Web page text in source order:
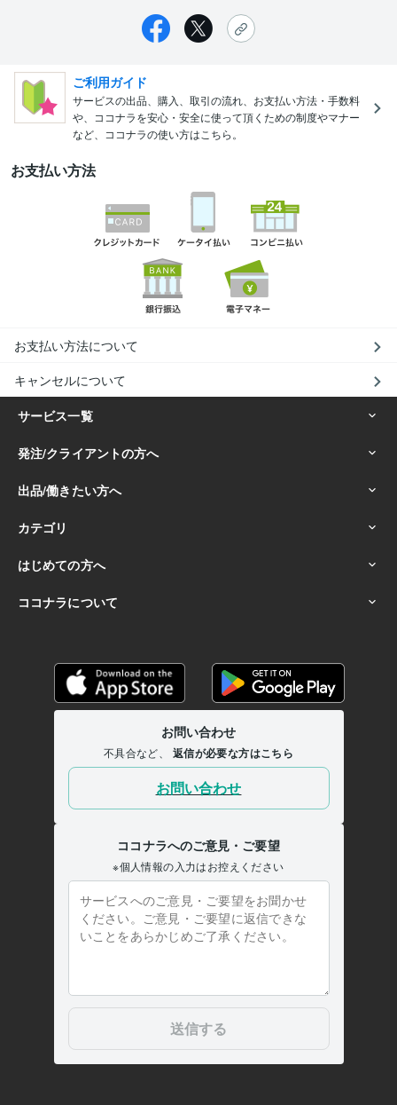
ご利用ガイド
サービスの出品、購入、取引の流れ、お支払い方法・手数料
や、ココナラを安心・安全に使って頂くための制度やマナー
など、ココナラの使い方はこちら。
お支払い方法
お支払い方法について
キャンセルについて